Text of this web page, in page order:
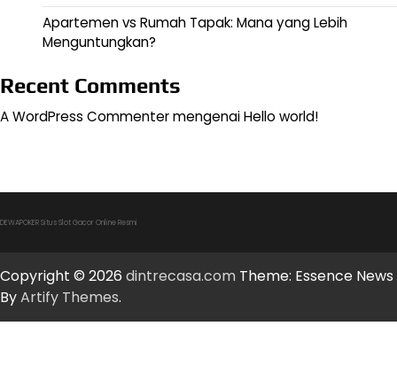
Apartemen vs Rumah Tapak: Mana yang Lebih
Menguntungkan?
Recent Comments
A WordPress CommentermengenaiHello world!
DEWAPOKER Situs Slot Gacor Online Resmi
Copyright © 2026 dintrecasa.com Theme: Essence News
ByArtify Themes.